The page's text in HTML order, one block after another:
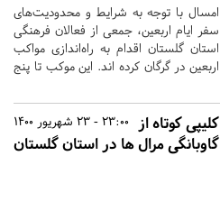
امسال با توجه به شرایط و محدودیت‌های
سفر ایام اربعین، جمعی از فعالان فرهنگی
استان گلستان اقدام به راه‌اندازی مواکب
اربعین در گرگان کرده اند. این موکب تا پنج
23:00 - 23 شهریور 1400
کلیپی کوتاه از
گاوبانگی مرال ها در استان گلستان